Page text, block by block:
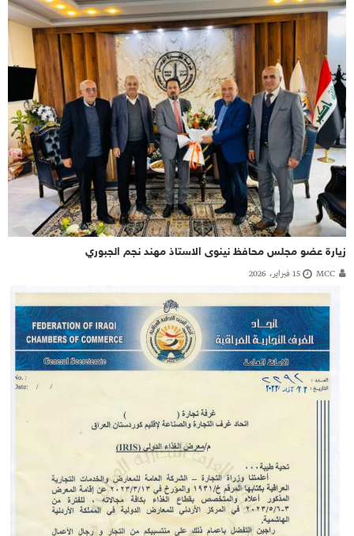
زيارة عضو مجلس محافظ نينوى الاستاذ مهند نجم الجبوري
MCC 15 فبراير، 2026